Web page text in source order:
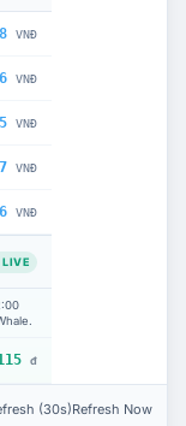
VNĐ
VNĐ
VNĐ
VNĐ
VNĐ
LIVE
đ
(30s)Refresh Now